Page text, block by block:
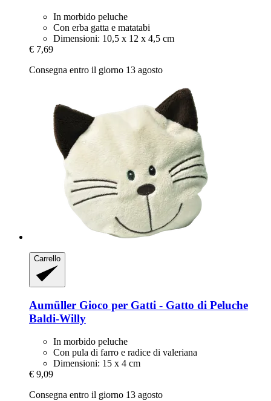
In morbido peluche
Con erba gatta e matatabi
Dimensioni: 10,5 x 12 x 4,5 cm
€ 7,69
Consegna entro il giorno 13 agosto
Carrello
Aumüller Gioco per Gatti -​ Gatto di Peluche
Baldi-​Willy
In morbido peluche
Con pula di farro e radice di valeriana
Dimensioni: 15 x 4 cm
€ 9,09
Consegna entro il giorno 13 agosto